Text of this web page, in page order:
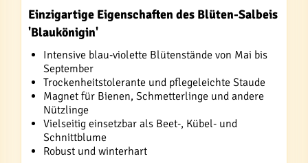
Einzigartige Eigenschaften des Blüten-Salbeis
'Blaukönigin'
Intensive blau-violette Blütenstände von Mai bis
September
Trockenheitstolerante und pflegeleichte Staude
Magnet für Bienen, Schmetterlinge und andere
Nützlinge
Vielseitig einsetzbar als Beet-, Kübel- und
Schnittblume
Robust und winterhart